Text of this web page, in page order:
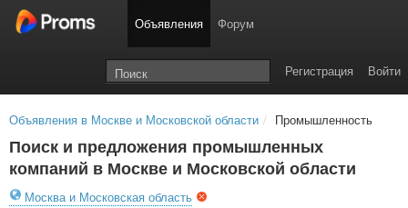
Объявления Форум
Войти
Регистрация
Объявления в Москве и Московской области / Промышленность
Поиск и предложения промышленных
компаний в Москве и Московской области
Москва и Московская область